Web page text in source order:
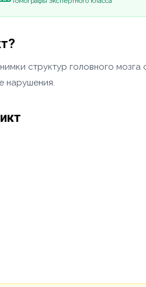
структур головного
нарушения.